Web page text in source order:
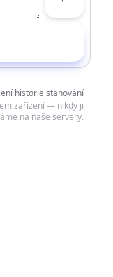
historie stahování
zařízení — nikdy ji
na naše servery.